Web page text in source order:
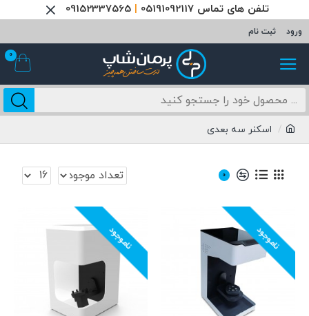
تلفن های تماس 05191092117 09152337565
ورود ثبت نام
0
اسکنر سه بعدی
0
ناموجود ناموجود